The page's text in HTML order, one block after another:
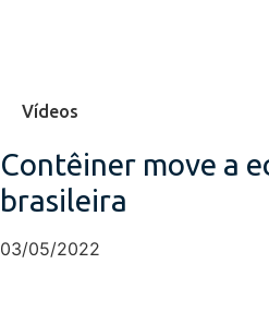
Vídeos
Contêiner move a
brasileira
03/05/2022